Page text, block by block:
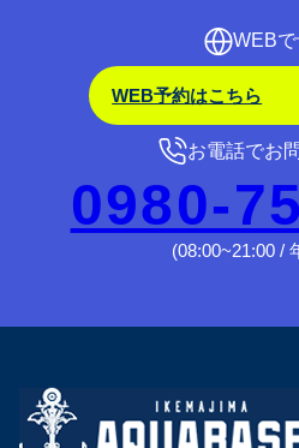
WEB
WEB予約はこちら
お電話でお
0980-
(08:00~21:00 /